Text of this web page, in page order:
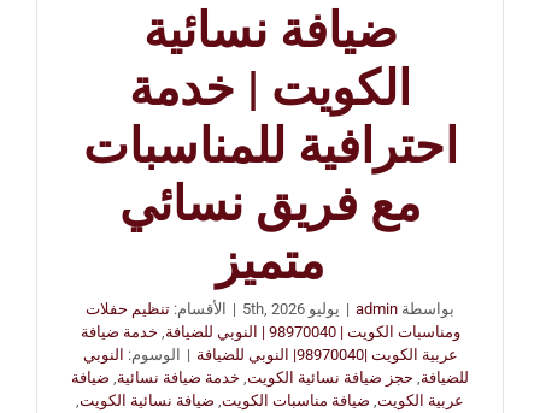
ضيافة نسائية
الكويت | خدمة
احترافية للمناسبات
مع فريق نسائي
متميز
بواسطة admin
| يوليو 5th, 2026 | الأقسام: تنظيم حفلات
ومناسبات الكويت | 98970040 | النوبي للضيافة
خدمة ضيافة
عربية الكويت |98970040| النوبي للضيافة
| الوسوم: النوبي
للضيافة حجز ضيافة نسائية الكويت خدمة ضيافة نسائية ضيافة
عربية الكويت ضيافة مناسبات الكويت ضيافة نسائية الكويت